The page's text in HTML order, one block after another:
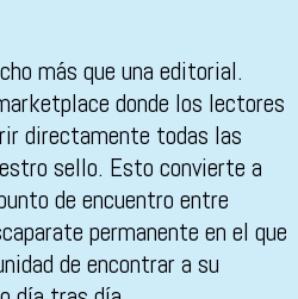
más que una editorial.
donde los lectores
directamente todas las
sello. Esto convierte a
de encuentro entre
permanente en el que
de encontrar a su